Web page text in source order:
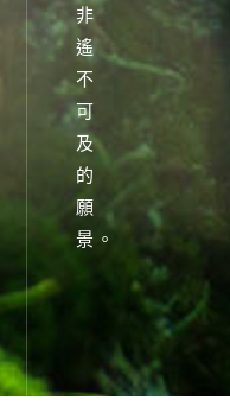
非
遙
不
可
及
的
願
景。